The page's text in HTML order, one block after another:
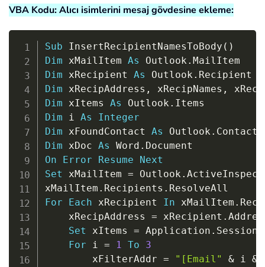
VBA Kodu: Alıcı isimlerini mesaj gövdesine ekleme:
Sub InsertRecipientNamesToBody ( )
Dim xMailItem As Outlook .
Dim xRecipient As Outlook .
Dim xRecipAddress , xRecipNames ,
Dim xItems As Outlook .
Dim i As
Integer
Dim xFoundContact As Outlook .
Dim xDoc As Word .
On
Error Resume
Next
Set xMailItem = Outlook .
xMailItem . Recipients .
For
Each xRecipient In xMailItem .
    xRecipAddress
= xRecipient .
Set xItems = Application . Session
For i = 1 To
3
        xFilterAddr
= "[Email" & i &
Copy